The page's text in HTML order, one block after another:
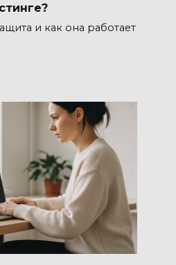
и как она работает